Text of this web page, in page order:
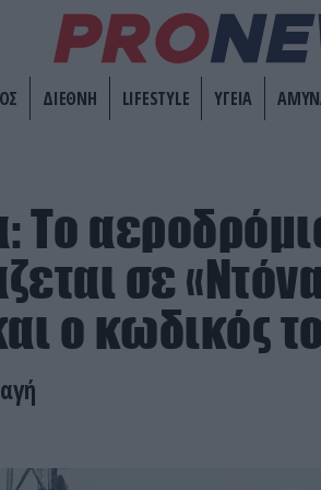
ΔΙΕΘΝΗ LIFESTYLE ΥΓΕΙΑ
Το
σε
ο κωδικός